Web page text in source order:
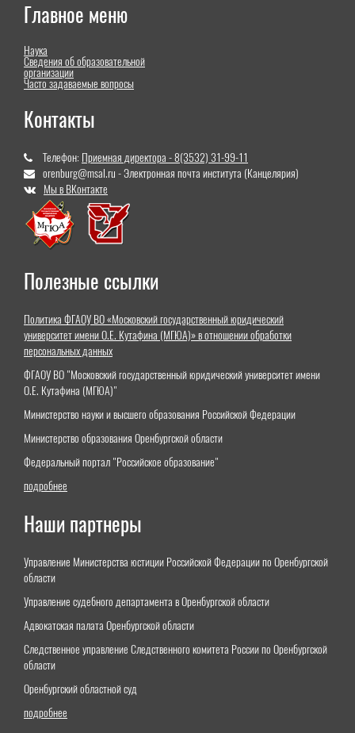
Главное меню
Наука
Сведения об образовательной
организации
Часто задаваемые вопросы
Контакты
Телефон: Приемная директора - 8(3532) 31-99-11
orenburg@msal.ru - Электронная почта института (Канцелярия)
Мы в ВКонтакте
Полезные ссылки
Политика ФГАОУ ВО «Московский государственный юридический
университет имени О.Е. Кутафина (МГЮА)» в отношении обработки
персональных данных
ФГАОУ ВО "Московский государственный юридический университет имени
О.Е. Кутафина (МГЮА)"
Министерство науки и высшего образования Российской Федерации
Министерство образования Оренбургской области
Федеральный портал "Российское образование"
подробнее
Наши партнеры
Управление Министерства юстиции Российской Федерации по Оренбургской
области
Управление судебного департамента в Оренбургской области
Адвокатская палата Оренбургской области
Следственное управление Следственного комитета России по Оренбургской
области
Оренбургский областной суд
подробнее